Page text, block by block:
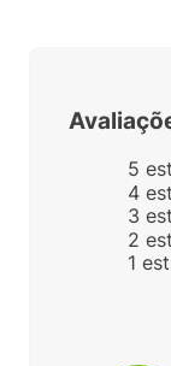
5
4
3
2
1